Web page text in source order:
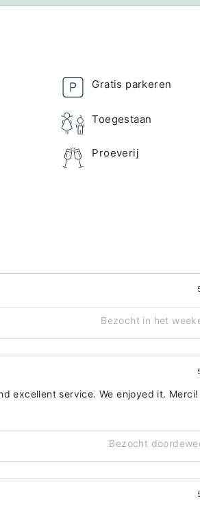
Gratis parkeren
Toegestaan
Proeverij
Bezocht in het
excellent service. We enjoyed it. Merci!
Bezocht